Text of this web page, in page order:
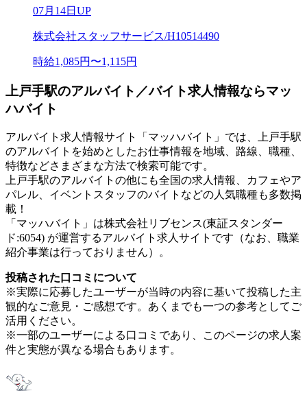
07月14日UP
株式会社スタッフサービス/H10514490
時給1,085円〜1,115円
上戸手駅のアルバイト／バイト求人情報ならマッ
ハバイト
アルバイト求人情報サイト「マッハバイト」では、上戸手駅
のアルバイトを始めとしたお仕事情報を地域、路線、職種、
特徴などさまざまな方法で検索可能です。
上戸手駅のアルバイトの他にも全国の求人情報、カフェやア
パレル、イベントスタッフのバイトなどの人気職種も多数掲
載！
「マッハバイト」は株式会社リブセンス(東証スタンダー
ド:6054) が運営するアルバイト求人サイトです（なお、職業
紹介事業は行っておりません）。
投稿された口コミについて
※実際に応募したユーザーが当時の内容に基いて投稿した主
観的なご意見・ご感想です。あくまでも一つの参考としてご
活用ください。
※一部のユーザーによる口コミであり、このページの求人案
件と実態が異なる場合もあります。